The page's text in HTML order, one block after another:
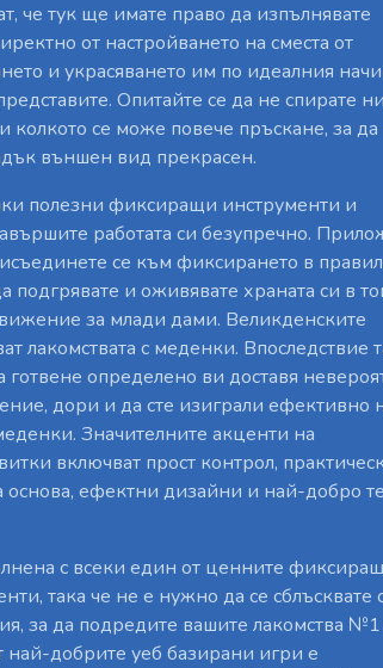
че тук ще имате право да изпълнявате
от настройването на сместа от
и украсяването им по идеалния
Опитайте се да не спирате
колкото се може повече пръскане, за да
външен вид прекрасен.
полезни фиксиращи инструменти и
работата си безупречно.
се към фиксирането в
подгрявате и оживявате храната си в
за млади дами. Великденските
лакомствата с меденки. Впоследствие
готвене определено ви доставя
дори и да сте изиграли ефективно
Значителните акценти на
включват прост контрол,
основа, ефектни дизайни и най-добро
с всеки един от ценните
така че не е нужно да се сблъсквате
за да подредите вашите лакомства
най-добрите уеб базирани игри е